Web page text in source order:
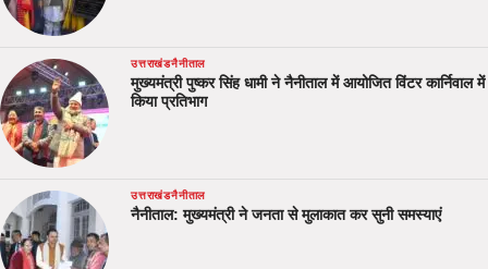
उत्तराखंडनैनीताल
मुख्यमंत्री पुष्कर सिंह धामी ने नैनीताल में आयोजित विंटर कार्निवाल में
किया प्रतिभाग
उत्तराखंडनैनीताल
नैनीताल: मुख्यमंत्री ने जनता से मुलाकात कर सुनी समस्याएं